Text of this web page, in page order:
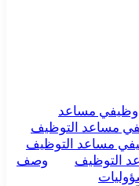
وظيفي مساعد
مساعد التوظيف
مساعد التوظيف
التوظيف
وصف